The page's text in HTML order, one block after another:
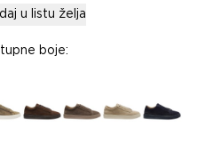
u listu želja
boje: